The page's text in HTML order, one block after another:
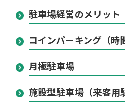
駐車場経営のメリット
コインパーキング（時
月極駐車場
施設型駐車場（来客用